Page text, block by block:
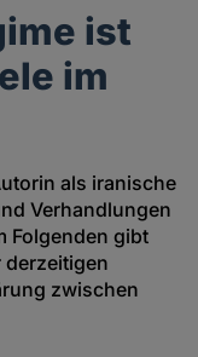
ist
im
als iranische
Verhandlungen
Folgenden gibt
derzeitigen
zwischen